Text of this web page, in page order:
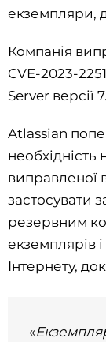
екземпляри,
Компанія
CVE-2023-
Server версії
Atlassian
виправленої
застосувати
резервним
екземплярів
Інтернету,
«